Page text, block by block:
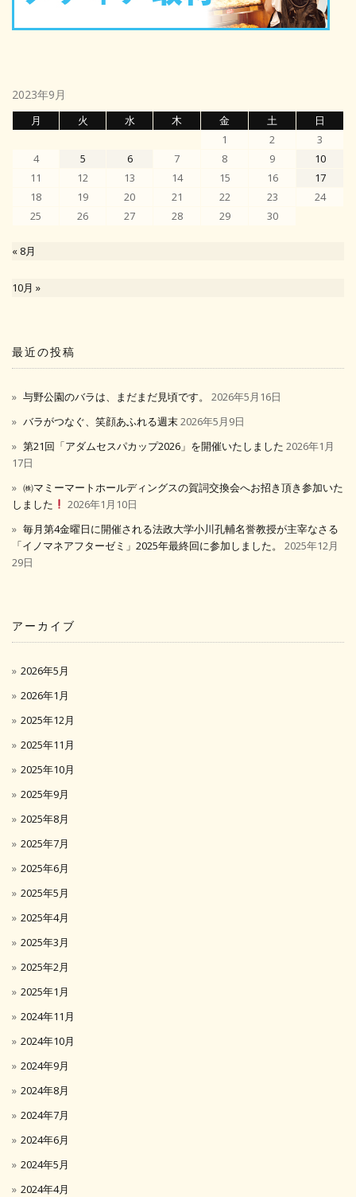
2023年9月
月 火 水 木 金 土
日
1
2
3
4
5 6 7 8 9
10
11
12 13 14 15 16
17
18
19 20 21 22 23
24
25
26 27 28 29 30
« 8月
10月 »
最近の投稿
与野公園のバラは、まだまだ見頃です。
2026年5月16日
バラがつなぐ、笑顔あふれる週末2026年5月9日
第21回「アダムセスパカップ2026」を開催いたしました 2026年1月
17日
㈱マミーマートホールディングスの賀詞交換会へお招き頂き参加いた
しました
2026年1月10日
毎月第4金曜日に開催される法政大学小川孔輔名誉教授が主宰なさる
「イノマネアフターゼミ」2025年最終回に参加しました。
2025年12月
29日
アーカイブ
2026年5月
2026年1月
2025年12月
2025年11月
2025年10月
2025年9月
2025年8月
2025年7月
2025年6月
2025年5月
2025年4月
2025年3月
2025年2月
2025年1月
2024年11月
2024年10月
2024年9月
2024年8月
2024年7月
2024年6月
2024年5月
2024年4月